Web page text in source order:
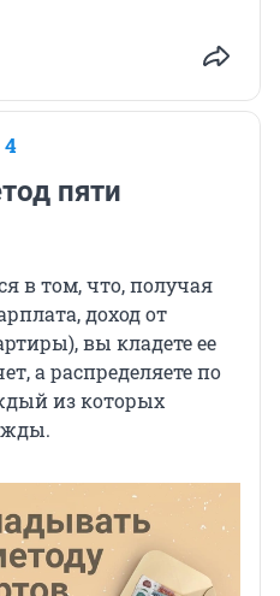
4
пяти
в том, что, получая
доход от
вы кладете ее
а распределяете по
из которых